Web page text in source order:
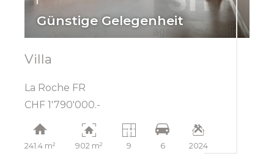
Günstige Gelegenheit
Villa
La Roche FR
CHF 1'790'000.-
241.4 m² 902 m² 9 6 2024